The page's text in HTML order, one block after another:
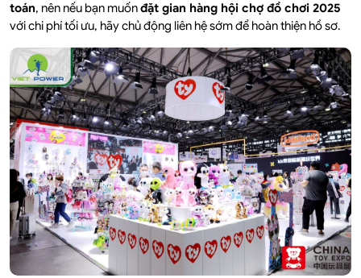
toán, nên nếu bạn muốnđặt gian hàng hội chợ đồ chơi 2025
với chi phí tối ưu, hãy chủ động liên hệ sớm để hoàn thiện hồ sơ.